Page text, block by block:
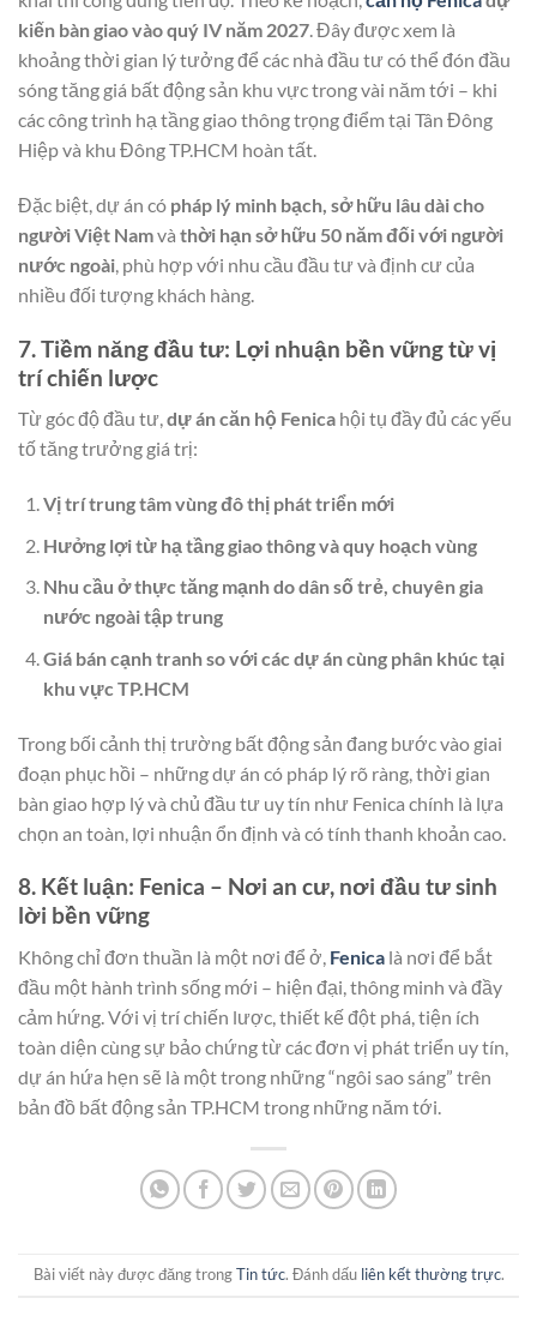
kiến bàn giao vào quý IV năm 2027. Đây được xem là
khoảng thời gian lý tưởng để các nhà đầu tư có thể đón đầu
sóng tăng giá bất động sản khu vực trong vài năm tới – khi
các công trình hạ tầng giao thông trọng điểm tại Tân Đông
Hiệp và khu Đông TP.HCM hoàn tất.
Đặc biệt, dự án có pháp lý minh bạch, sở hữu lâu dài cho
người Việt Namvà thời hạn sở hữu 50 năm đối với người
nước ngoài, phù hợp với nhu cầu đầu tư và định cư của
nhiều đối tượng khách hàng.
7. Tiềm năng đầu tư: Lợi nhuận bền vững từ vị
trí chiến lược
Từ góc độ đầu tư,dự án căn hộ Fenica hội tụ đầy đủ các yếu
tố tăng trưởng giá trị:
Vị trí trung tâm vùng đô thị phát triển mới
Hưởng lợi từ hạ tầng giao thông và quy hoạch vùng
Nhu cầu ở thực tăng mạnh do dân số trẻ, chuyên gia
nước ngoài tập trung
Giá bán cạnh tranh so với các dự án cùng phân khúc tại
khu vực TP.HCM
Trong bối cảnh thị trường bất động sản đang bước vào giai
đoạn phục hồi – những dự án có pháp lý rõ ràng, thời gian
bàn giao hợp lý và chủ đầu tư uy tín như Fenica chính là lựa
chọn an toàn, lợi nhuận ổn định và có tính thanh khoản cao.
8. Kết luận: Fenica – Nơi an cư, nơi đầu tư sinh
lời bền vững
Không chỉ đơn thuần là một nơi để ở, Fenica là nơi để bắt
đầu một hành trình sống mới – hiện đại, thông minh và đầy
cảm hứng. Với vị trí chiến lược, thiết kế đột phá, tiện ích
toàn diện cùng sự bảo chứng từ các đơn vị phát triển uy tín,
dự án hứa hẹn sẽ là một trong những “ngôi sao sáng” trên
bản đồ bất động sản TP.HCM trong những năm tới.
Bài viết này được đăng trongTin tức. Đánh dấu liên kết thường trực.